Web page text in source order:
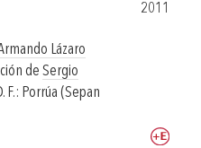
2011
Lázaro
de Sergio
F.: Porrúa (Sepan